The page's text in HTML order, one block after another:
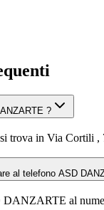
Dove si trova ASD DANZARTE ?
trova in Via Cortili ,
DANZARTE al